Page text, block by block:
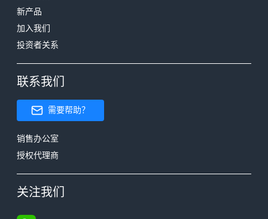
新产品
加入我们
投资者关系
联系我们
需要帮助？
销售办公室
授权代理商
关注我们